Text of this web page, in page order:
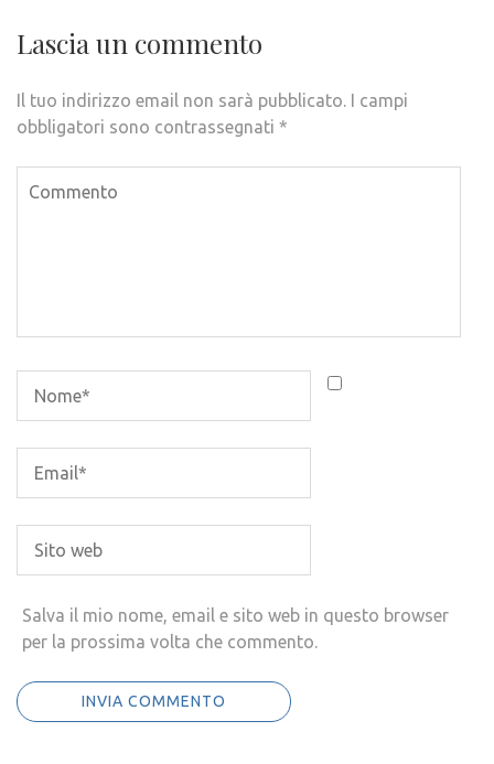
Lascia un commento
Il tuo indirizzo email non sarà pubblicato. I campi
obbligatori sono contrassegnati *
Salva il mio nome, email e sito web in questo browser
per la prossima volta che commento.